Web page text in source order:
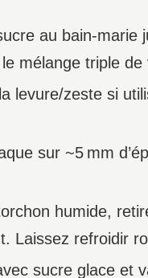
au bain‑marie
mélange triple de
zeste si
sur ~5 mm
humide,
Laissez refroidir
sucre glace et